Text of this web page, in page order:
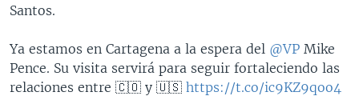
Santos.
Ya estamos en Cartagena a la espera del @VP Mike
Pence. Su visita servirá para seguir fortaleciendo las
relaciones entre 🇨🇴 y 🇺🇸 https://t.co/ic9KZ9qoo4